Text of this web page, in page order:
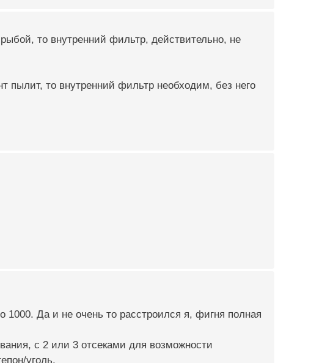
то внутренний фильтр, действительно, не
то внутренний фильтр необходим, без него
Да и не очень то расстроился я, фигня полная
с 2 или 3 отсеками для возможности
уголь.